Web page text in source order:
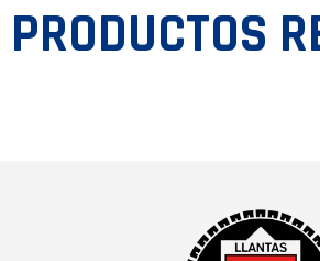
PRODUCTOS